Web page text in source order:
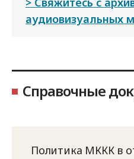
аудиовизуальных
Справочные
Политика МККК в